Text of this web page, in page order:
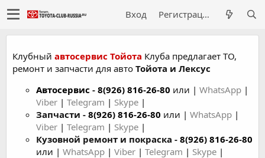
Вход Регистрация
Клубный автосервис Тойота Клуба предлагает ТО,
ремонт и запчасти для авто Тойота и Лексус
Автосервис - 8(926) 816-26-80 или | WhatsApp |
Viber | Telegram | Skype |
Запчасти - 8(926) 816-26-80 или | WhatsApp |
Viber | Telegram | Skype |
Кузовной ремонт и покраска - 8(926) 816-26-80
или | WhatsApp | Viber | Telegram | Skype |